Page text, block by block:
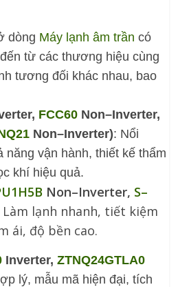
dòng Máy lạnh âm trần có
từ các thương hiệu cùng
tương đối khác nhau, bao
FCC60 Non–Inverter,
Non–Inverter): Nổi
năng vận hành, thiết kế thẩm
khí hiệu quả.
Non–Inverter, S–
Làm lạnh nhanh, tiết kiệm
ái, độ bền cao.
Inverter,ZTNQ24GTLA0
lý, mẫu mã hiện đại, tích